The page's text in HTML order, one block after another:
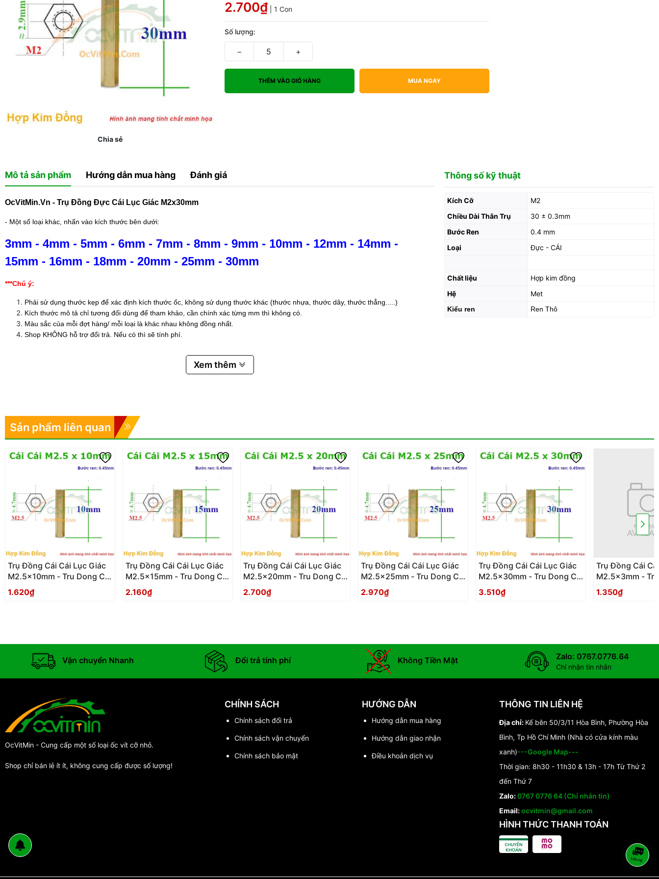
Chia sẻ
2.700₫ | 1 Con
Số lượng:
− +
THÊM VÀO GIỎ HÀNG MUA NGAY
Mô tả sản phẩm Hướng dẫn mua hàng Đánh giá
OcVitMin.Vn - Trụ Đồng Đực Cái Lục Giác M2x30mm
- Một số loại khác, nhấn vào kích thước bên dưới:
3mm - 4mm - 5mm - 6mm - 7mm - 8mm - 9mm - 10mm - 12mm - 14mm -
15mm - 16mm - 18mm - 20mm - 25mm - 30mm
***Chú ý:
Phải sử dụng thước kẹp để xác định kích thước ốc, không sử dụng thước khác (thước nhựa, thước dây, thước thẳng.....)
Kích thước mô tả chỉ tương đối dùng để tham khảo, cần chính xác từng mm thì không có.
Màu sắc của mỗi đợt hàng/ mỗi loại là khác nhau không đồng nhất.
Shop KHÔNG hỗ trợ đổi trả. Nếu có thì sẽ tính phí.
Xem thêm
Thông số kỹ thuật
Kích Cỡ
M2
Chiều Dài Thân Trụ
30 ± 0.3mm
Bước Ren
0.4 mm
Loại
Đực - CÁI
Chất liệu
Hợp kim đồng
Hệ
Met
Kiểu ren Ren Thô
Sản phẩm liên quan
Trụ Đồng Cái Cái Lục Giác
M2.5x10mm - Tru Dong Cai
Cai Luc Giac
1.620₫
Trụ Đồng Cái Cái Lục Giác
M2.5x15mm - Tru Dong Cai
Cai Luc Giac
2.160₫
Trụ Đồng Cái Cái Lục Giác
M2.5x20mm - Tru Dong Cai
Cai Luc Giac
2.700₫
Trụ Đồng Cái Cái Lục Giác
M2.5x25mm - Tru Dong Cai
Cai Luc Giac
2.970₫
Trụ Đồng Cái Cái Lục Giác
M2.5x30mm - Tru Dong Cai
Cai Luc Giac
3.510₫
Trụ Đồng Cái
M2.5x3mm -
Cai Luc Giac
1.350₫
Vận chuyển Nhanh Đổi trả tính phí Không Tiền Mặt Zalo: 0767.0776.64
Chỉ nhận tin nhắn
OcVitMin - Cung cấp một số loại ốc vít cỡ nhỏ.
Shop chỉ bán lẻ ít ít, không cung cấp được số lượng!
CHÍNH SÁCH
Chính sách đổi trả
Chính sách vận chuyển
Chính sách bảo mật
HƯỚNG DẪN
Hướng dẫn mua hàng
Hướng dẫn giao nhận
Điều khoản dịch vụ
THÔNG TIN LIÊN HỆ
Địa chỉ: Kế bên 50/3/11 Hòa Bình, Phường Hòa
Bình, Tp Hồ Chí Minh (Nhà có cửa kính màu
xanh)---Google Map---
Thời gian: 8h30 - 11h30 & 13h - 17h Từ Thứ 2
đến Thứ 7
Zalo:0767 0776 64 (Chỉ nhắn tin)
Email:ocvitmin@gmail.com
HÌNH THỨC THANH TOÁN